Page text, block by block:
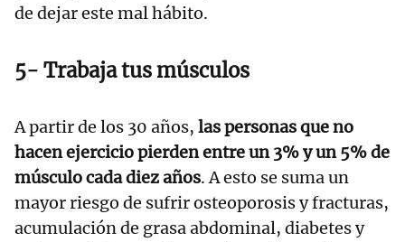
de dejar este mal hábito.
5- Trabaja tus músculos
A partir de los 30 años, las personas que no
hacen ejercicio pierden entre un 3% y un 5% de
músculo cada diez años. A esto se suma un
mayor riesgo de sufrir osteoporosis y fracturas,
acumulación de grasa abdominal, diabetes y